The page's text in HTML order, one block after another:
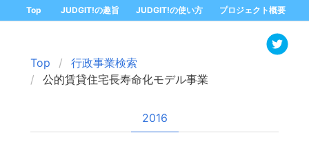
Top JUDGIT!の趣旨 JUDGIT!の使い方 プロジェクト概要
Top
行政事業検索
公的賃貸住宅長寿命化モデル事業
2016